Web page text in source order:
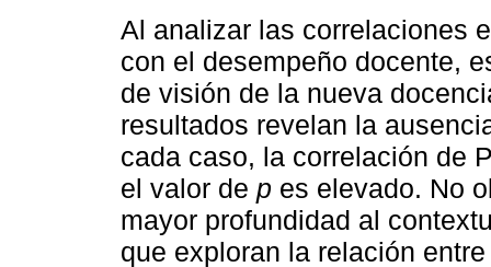
Al analizar las correlaciones
con el desempeño docente,
de visión de la nueva
resultados revelan la
cada caso, la correlación de
el valor de p es elevado. No
mayor profundidad al
que exploran la relación